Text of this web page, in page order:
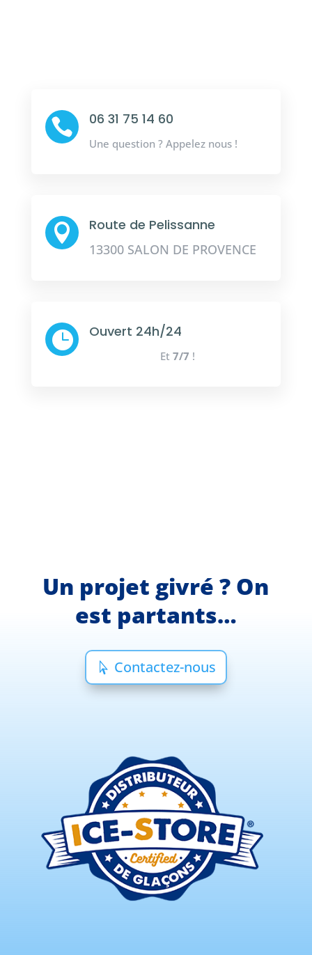
 06 31 75 14 60
Une question ? Appelez nous !
 Route de Pelissanne
13300 SALON DE PROVENCE
 Ouvert 24h/24
Et7/7 !
Un projet givré ? On
est partants…
Contactez-nous